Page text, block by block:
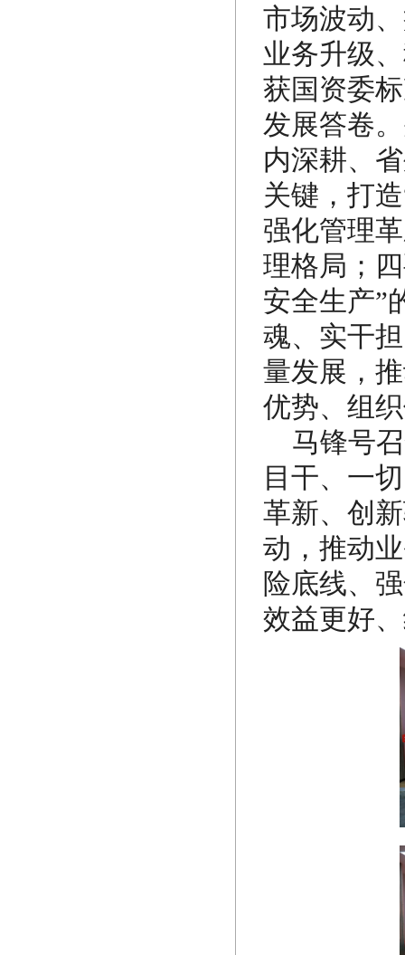
市场波动
业务升级
获国资委
发展答卷
内深耕、
关键，打
强化管理
理格局；
安全生产”
魂、实干
量发展，
优势、组
马锋号
目干、一
革新、创
动，推动
险底线、
效益更好